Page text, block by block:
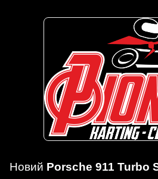
Новий Porsche 911 Turbo